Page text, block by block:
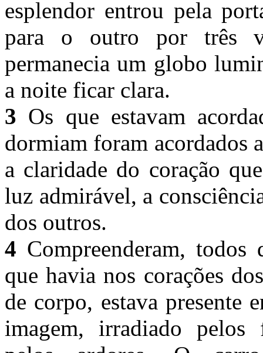
esplendor entrou pela
para o outro por três
permanecia um globo
a noite ficar clara.
3 Os que estavam
dormiam foram acordados
a claridade do coração
luz admirável, a
dos outros.
4 Compreenderam,
que havia nos corações
de corpo, estava presente
imagem, irradiado pelos